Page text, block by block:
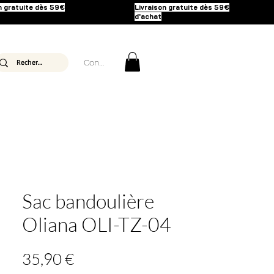
gratuite dès 59€
Livraison gratuite dès 59€
d'achat
Connexion
Sac bandoulière
Oliana OLI-TZ-04
35,90 €Prix